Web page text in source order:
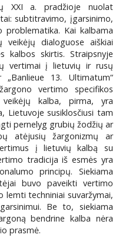
XXI a. pradžioje nuolat
subtitravimo, įgarsinimo,
Kai kalbama
dialoguose aiškiai
kalbos skirtis. Straipsnyje
vertimai į lietuvių ir rusų
13. Ultimatum“
vertimo specifikos
veikėjų kalba, pirma, yra
Lietuvoje susiklosčiusi tam
pernelyg grubių žodžių ar
atėjusių žargonizmų ar
į lietuvių kalbą su
tradicija iš esmės yra
principų. Siekiama
buvo paveikti vertimo
techniniai suvaržymai,
Be to, siekiama
bendrine kalba nėra
prasmė.